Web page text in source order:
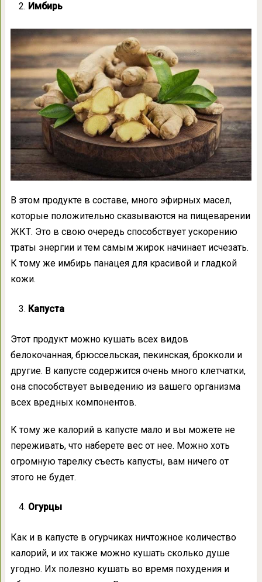
Имбирь
В этом продукте в составе, много эфирных масел,
которые положительно сказываются на пищеварении
ЖКТ. Это в свою очередь способствует ускорению
траты энергии и тем самым жирок начинает исчезать.
К тому же имбирь панацея для красивой и гладкой
кожи.
Капуста
Этот продукт можно кушать всех видов
белокочанная, брюссельская, пекинская, брокколи и
другие. В капусте содержится очень много клетчатки,
она способствует выведению из вашего организма
всех вредных компонентов.
К тому же калорий в капусте мало и вы можете не
переживать, что наберете вес от нее. Можно хоть
огромную тарелку съесть капусты, вам ничего от
этого не будет.
Огурцы
Как и в капусте в огурчиках ничтожное количество
калорий, и их также можно кушать сколько душе
угодно. Их полезно кушать во время похудения и